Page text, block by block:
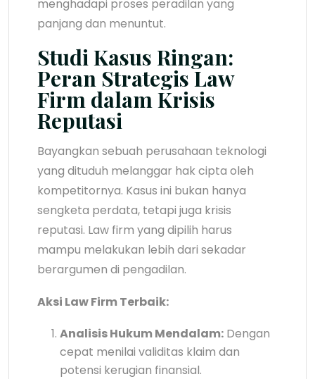
menghadapi proses peradilan yang
panjang dan menuntut.
Studi Kasus Ringan:
Peran Strategis Law
Firm dalam Krisis
Reputasi
Bayangkan sebuah perusahaan teknologi
yang dituduh melanggar hak cipta oleh
kompetitornya. Kasus ini bukan hanya
sengketa perdata, tetapi juga krisis
reputasi. Law firm yang dipilih harus
mampu melakukan lebih dari sekadar
berargumen di pengadilan.
Aksi Law Firm Terbaik:
Analisis Hukum Mendalam: Dengan
cepat menilai validitas klaim dan
potensi kerugian finansial.